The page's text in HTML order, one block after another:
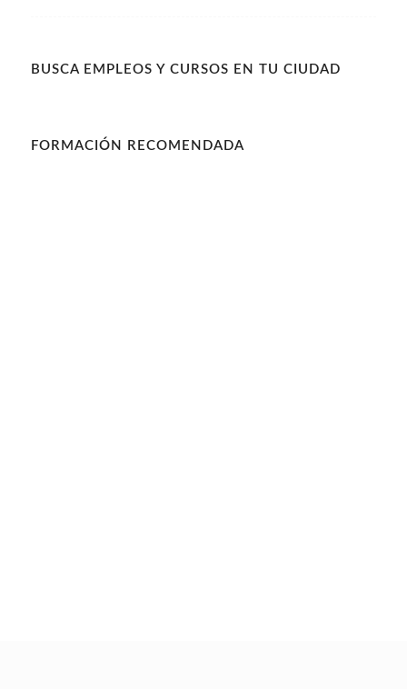
BUSCA EMPLEOS Y CURSOS EN TU CIUDAD
FORMACIÓN RECOMENDADA